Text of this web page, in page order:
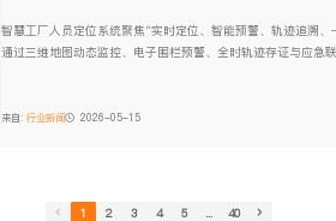
智慧工厂人员定位系统聚焦“实时定位、智能预警、轨迹追溯
通过三维地图动态监控、电子围栏预警、全时轨迹存证与应急
来自: 行业新闻 2026-05-15
1 2 3 4 5 ... 40